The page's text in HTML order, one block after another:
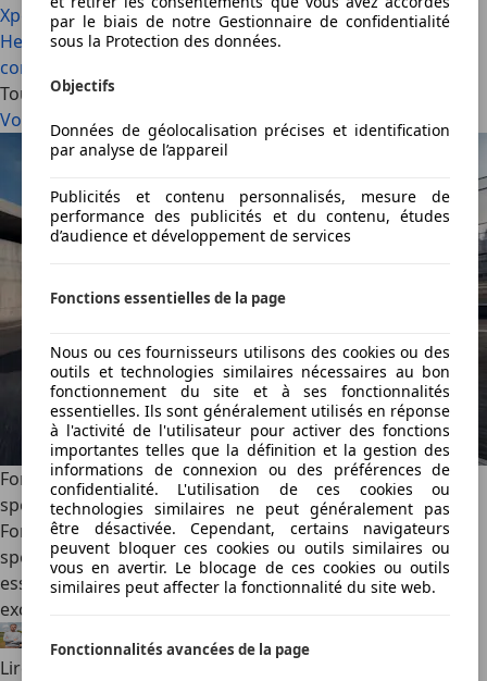
Xpeng G9L : avec le « L » de long…et de luxe ! (2026)La
Hennessey Blackbird est une hypercar qui ne fait rien
comme les autres (2026)
Tous les articles
Voir tout
Ford soigne sa Puma avec deux nouvelles éditions
spéciales (2026)
Ford enrichit la gamme du Puma avec deux séries
spéciales. La ST Edition mise sur le dynamisme du modèle
essence, tandis que la Black Edition offre une touche plus
exclusive à l’électrique Gen-E.
Félix Bouland·06/08/2026 ·2 min lus
Lire la suite
par le biais de notre Gestionnaire de confidentialité
sous la Protection des données.
Objectifs
Données de géolocalisation précises et identification
par analyse de l’appareil
Publicités et contenu personnalisés, mesure de
performance des publicités et du contenu, études
d’audience et développement de services
Fonctions essentielles de la page
Nous ou ces fournisseurs utilisons des cookies ou des
outils et technologies similaires nécessaires au bon
fonctionnement du site et à ses fonctionnalités
essentielles. Ils sont généralement utilisés en réponse
à l'activité de l'utilisateur pour activer des fonctions
importantes telles que la définition et la gestion des
informations de connexion ou des préférences de
confidentialité. L'utilisation de ces cookies ou
technologies similaires ne peut généralement pas
être désactivée. Cependant, certains navigateurs
peuvent bloquer ces cookies ou outils similaires ou
vous en avertir. Le blocage de ces cookies ou outils
similaires peut affecter la fonctionnalité du site web.
Fonctionnalités avancées de la page